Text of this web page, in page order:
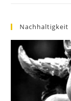
Nachhaltigkeit